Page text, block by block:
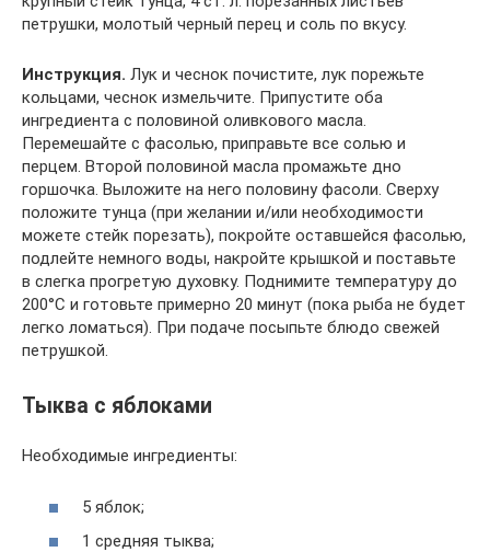
петрушки, молотый черный перец и соль по вкусу.
Инструкция. Лук и чеснок почистите, лук порежьте
кольцами, чеснок измельчите. Припустите оба
ингредиента с половиной оливкового масла.
Перемешайте с фасолью, приправьте все солью и
перцем. Второй половиной масла промажьте дно
горшочка. Выложите на него половину фасоли. Сверху
положите тунца (при желании и/или необходимости
можете стейк порезать), покройте оставшейся фасолью,
подлейте немного воды, накройте крышкой и поставьте
в слегка прогретую духовку. Поднимите температуру до
200°С и готовьте примерно 20 минут (пока рыба не будет
легко ломаться). При подаче посыпьте блюдо свежей
петрушкой.
Тыква с яблоками
Необходимые ингредиенты:
5 яблок;
1 средняя тыква;